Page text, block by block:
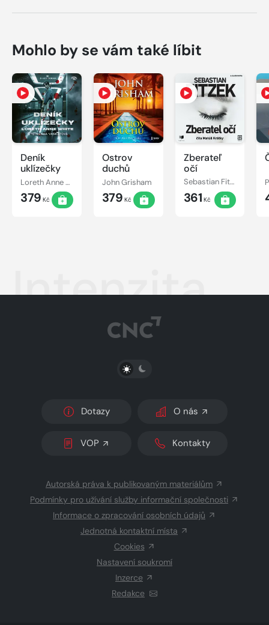
Mohlo by se vám také líbit
Deník
uklízečky
Loreth Anne White
379 Kč
Ostrov
duchů
John Grisham
379 Kč
Zberateľ
očí
Sebastian Fitzek
361 Kč
Intenzita
PŘEPNOUT SVĚTLÝ/TMAVÝ REŽIM
Dotazy O nás
VOP Kontakty
Autorská práva k publikovaným materiálům
Podmínky pro užívání služby informační společnosti
Informace o zpracování osobních údajů
Jednotná kontaktní místa
Cookies
Nastavení soukromí
Inzerce
Redakce